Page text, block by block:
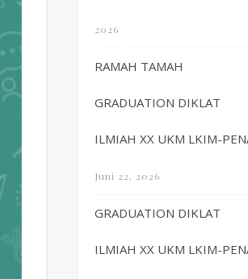
2026
RAMAH TAMAH
GRADUATION DIKLAT
ILMIAH XX UKM LKIM-
Juni 22, 2026
GRADUATION DIKLAT
ILMIAH XX UKM LKIM-